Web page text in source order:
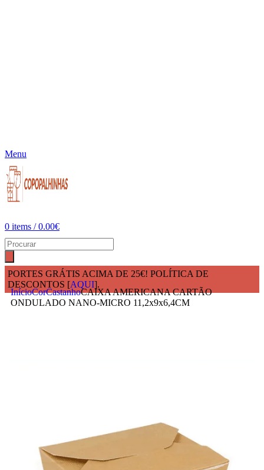
Menu
0 items / 0.00€
PORTES GRÁTIS ACIMA DE 25€! POLÍTICA DE
DESCONTOS [AQUI].
InícioCorCastanhoCAIXA AMERICANA CARTÃO
ONDULADO NANO-MICRO 11,2x9x6,4CM